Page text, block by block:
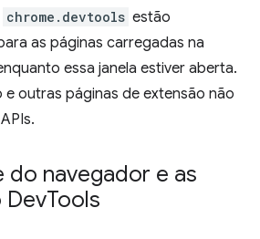
chrome.devtools estão
as páginas carregadas na
essa janela estiver aberta.
outras páginas de extensão não
do navegador e as
DevTools